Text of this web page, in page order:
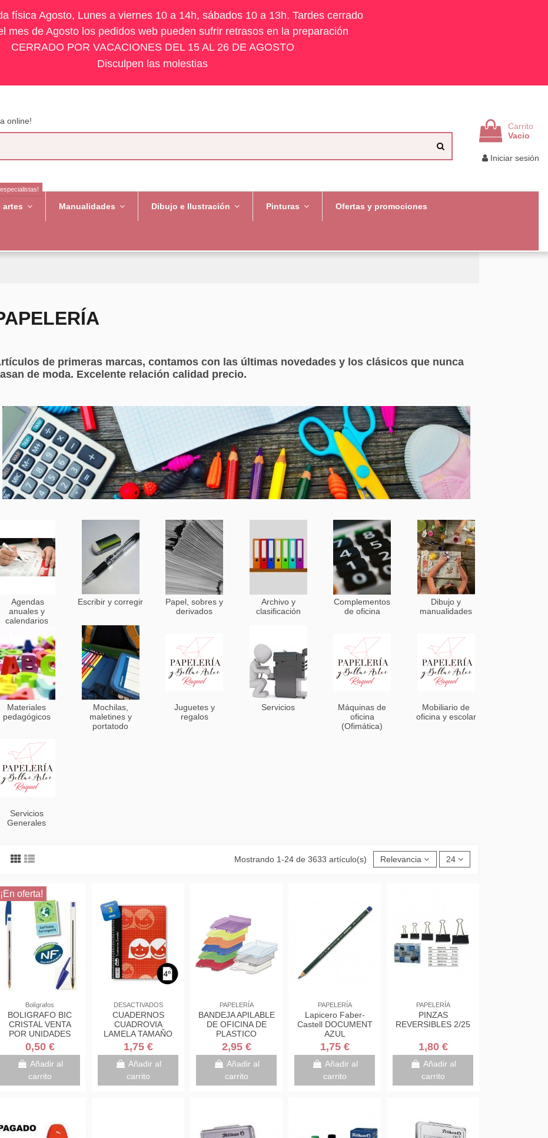
física Agosto, Lunes a viernes 10 a 14h, sábados 10 a 13h. Tardes cerrado
mes de Agosto los pedidos web pueden sufrir retrasos en la preparación
CERRADO POR VACACIONES DEL 15 AL 26 DE AGOSTO
Disculpen las molestias
online!
Carrito
Vacio
Iniciar sesión
artes Manualidades Dibujo e Ilustración Pinturas Ofertas y promociones
de primeras marcas, contamos con las últimas novedades y los clásicos que nunca
de moda. Excelente relación calidad precio.
Agendas
anuales y
calendarios
Escribir y corregir
Papel, sobres y
derivados
Archivo y
clasificación
Complementos
de oficina
Dibujo y
manualidades
Materiales
pedagógicos
Mochilas,
maletines y
portatodo
Juguetes y
regalos
Servicios
Máquinas de
oficina
(Ofimática)
Mobiliario de
oficina y escolar
Servicios
Generales
Mostrando 1-24 de 3633 artículo(s) Relevancia 24
¡En oferta!
Bolígrafos
BOLIGRAFO BIC
CRISTAL VENTA
POR UNIDADES
0,50 €
Añadir al
carrito
DESACTIVADOS
CUADERNOS
CUADROVIA
LAMELA TAMAÑO
CUARTO CON
ESPIRAL
1,75 €
Añadir al
carrito
PAPELERÍA
BANDEJA APILABLE
DE OFICINA DE
PLASTICO
350X250X65 MM.
COLOR
TRANSPARENTE
FAIBO 93-23
2,95 €
Añadir al
carrito
PAPELERÍA
Lapicero Faber-
Castell DOCUMENT
AZUL
1,75 €
Añadir al
carrito
PAPELERÍA
PINZAS
REVERSIBLES 2/25
1,80 €
Añadir al
carrito